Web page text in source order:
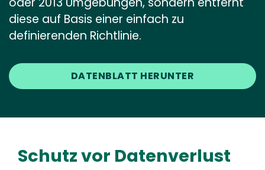
diese auf Basis einer einfach zu
definierenden Richtlinie.
DATENBLATT HERUNTER
Schutz vor Datenverlust